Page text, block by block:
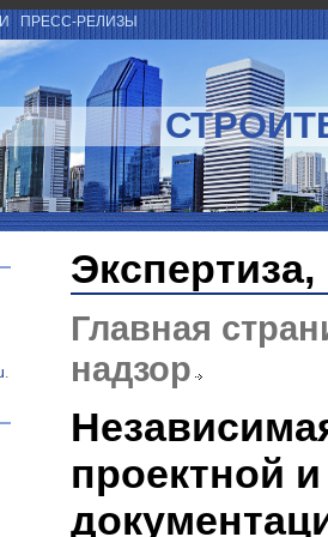
ПРЕСС-РЕЛИЗЫ
.
Главная
надзор
проектной